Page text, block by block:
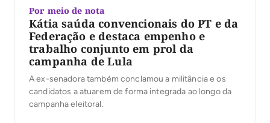
Por meio de nota
Kátia saúda convencionais do PT e da
Federação e destaca empenho e
trabalho conjunto em prol da
campanha de Lula
A ex-senadora também conclamou a militância e os
candidatos a atuarem de forma integrada ao longo da
campanha eleitoral.